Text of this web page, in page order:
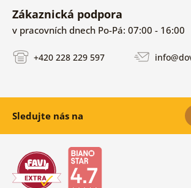
Zákaznická podpora
v pracovních dnech Po-Pá: 07:00 - 16:00
+420 228 229 597
Sledujte nás na